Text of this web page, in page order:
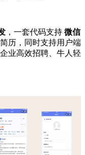
，一套代码支持 微信
历，同时支持用户端
业高效招聘、牛人轻